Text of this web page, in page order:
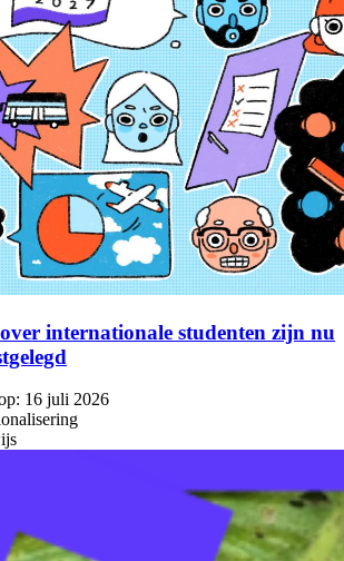
internationale studenten zijn nu
16 juli 2026